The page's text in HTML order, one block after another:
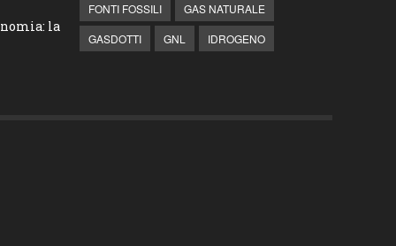
la
FONTI FOSSILI
GAS NATURALE
GASDOTTI
GNL IDROGENO